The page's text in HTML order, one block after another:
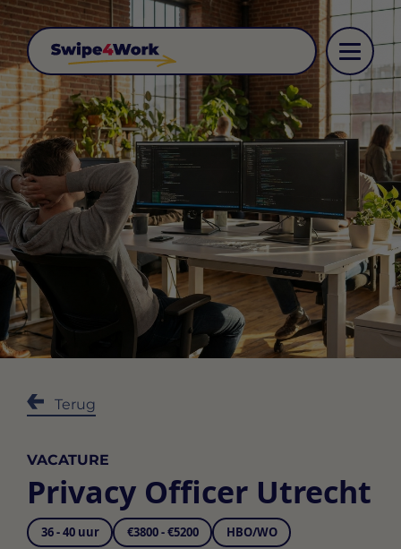
Terug
VACATURE
Privacy Officer Utrecht
36 - 40 uur €3800 - €5200 HBO/WO